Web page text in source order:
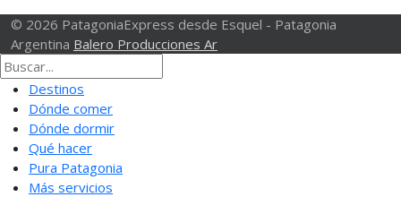
© 2026 PatagoniaExpress desde Esquel - Patagonia
Argentina Balero Producciones Ar
Destinos
Dónde comer
Dónde dormir
Qué hacer
Pura Patagonia
Más servicios